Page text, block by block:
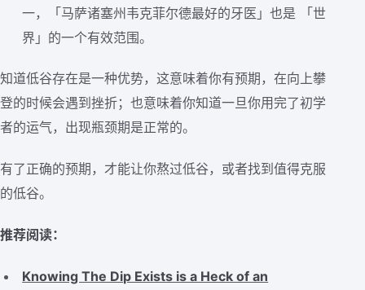
一，「马萨诸塞州韦克菲尔德最好的牙医」也是 「世
界」的一个有效范围。
知道低谷存在是一种优势，这意味着你有预期，在向上攀
登的时候会遇到挫折；也意味着你知道一旦你用完了初学
者的运气，出现瓶颈期是正常的。
有了正确的预期，才能让你熬过低谷，或者找到值得克服
的低谷。
推荐阅读：
Knowing The Dip Exists is a Heck of an